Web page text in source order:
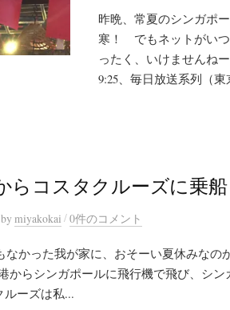
昨晩、常夏のシンガポ
寒！ でもネットがい
ったく、いけませんね
9:25、毎日放送系列（
らコスタクルーズに乗船
by miyakokai /0件のコメント
なかった我が家に、おそーい夏休みなの
からシンガポールに飛行機で飛び、シ
ーズは私...